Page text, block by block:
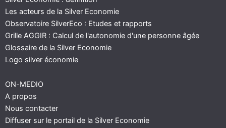
Les acteurs de la Silver Economie
Observatoire SilverEco : Etudes et rapports
Grille AGGIR : Calcul de l'autonomie d'une personne âgée
Glossaire de la Silver Economie
Logo silver économie
ON-MEDIO
A propos
Nous contacter
Diffuser sur le portail de la Silver Economie